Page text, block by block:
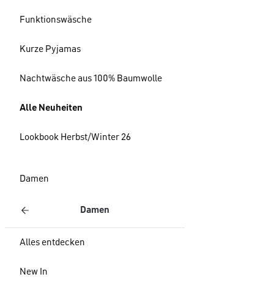
Funktionswäsche
Kurze Pyjamas
Nachtwäsche aus 100% Baumwolle
Alle Neuheiten
Lookbook Herbst/Winter 26
Damen
Damen
Alles entdecken
New In